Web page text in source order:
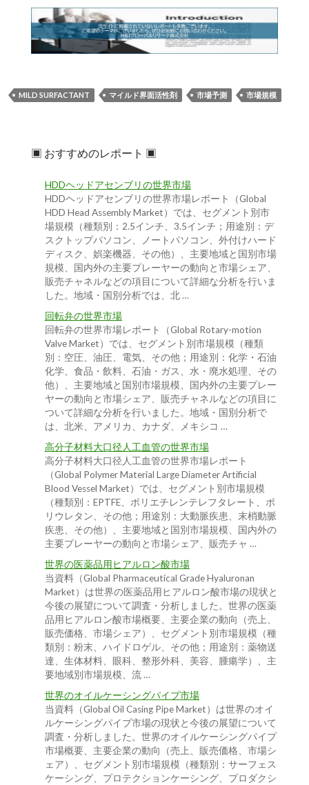
MILD SURFACTANT マイルド界面活性剤 市場予測 市場規模
▣ おすすめのレポート ▣
HDDヘッドアセンブリの世界市場
HDDヘッドアセンブリの世界市場レポート（Global
HDD Head Assembly Market）では、セグメント別市
場規模（種類別：2.5インチ、3.5インチ；用途別：デ
スクトップパソコン、ノートパソコン、外付けハード
ディスク、娯楽機器、その他）、主要地域と国別市場
規模、国内外の主要プレーヤーの動向と市場シェア、
販売チャネルなどの項目について詳細な分析を行いま
した。地域・国別分析では、北 …
回転弁の世界市場
回転弁の世界市場レポート（Global Rotary-motion
Valve Market）では、セグメント別市場規模（種類
別：空圧、油圧、電気、その他；用途別：化学・石油
化学、食品・飲料、石油・ガス、水・廃水処理、その
他）、主要地域と国別市場規模、国内外の主要プレー
ヤーの動向と市場シェア、販売チャネルなどの項目に
ついて詳細な分析を行いました。地域・国別分析で
は、北米、アメリカ、カナダ、メキシコ …
高分子材料大口径人工血管の世界市場
高分子材料大口径人工血管の世界市場レポート
（Global Polymer Material Large Diameter Artificial
Blood Vessel Market）では、セグメント別市場規模
（種類別：EPTFE、ポリエチレンテレフタレート、ポ
リウレタン、その他；用途別：大動脈疾患、末梢動脈
疾患、その他）、主要地域と国別市場規模、国内外の
主要プレーヤーの動向と市場シェア、販売チャ …
世界の医薬品用ヒアルロン酸市場
当資料（Global Pharmaceutical Grade Hyaluronan
Market）は世界の医薬品用ヒアルロン酸市場の現状と
今後の展望について調査・分析しました。世界の医薬
品用ヒアルロン酸市場概要、主要企業の動向（売上、
販売価格、市場シェア）、セグメント別市場規模（種
類別：粉末、ハイドロゲル、その他；用途別：薬物送
達、生体材料、眼科、整形外科、美容、腫瘍学）、主
要地域別市場規模、流 …
世界のオイルケーシングパイプ市場
当資料（Global Oil Casing Pipe Market）は世界のオイ
ルケーシングパイプ市場の現状と今後の展望について
調査・分析しました。世界のオイルケーシングパイプ
市場概要、主要企業の動向（売上、販売価格、市場シ
ェア）、セグメント別市場規模（種類別：サーフェス
ケーシング、プロテクションケーシング、プロダクシ